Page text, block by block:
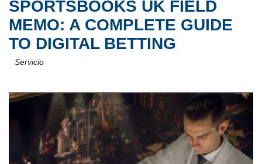
SPORTSBOOKS UK FIELD
MEMO: A COMPLETE GUIDE
TO DIGITAL BETTING
Servicio